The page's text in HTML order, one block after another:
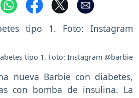
tipo 1. Foto: Instagram @barbie
nueva Barbie con diabetes,
con bomba de insulina. La